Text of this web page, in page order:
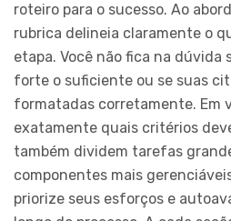
roteiro para o sucesso. Ao
rubrica delineia claramente o
etapa. Você não fica na dúvida
forte o suficiente ou se suas
formatadas corretamente. Em
exatamente quais critérios
também dividem tarefas
componentes mais
priorize seus esforços e